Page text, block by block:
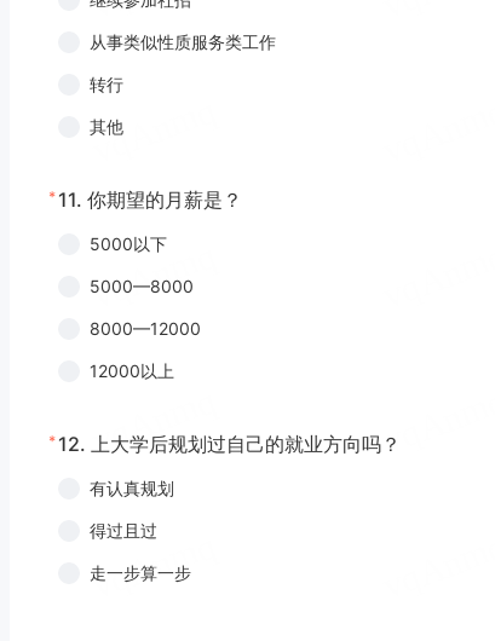
从事类似性质服务类工作
转行
其他
* 11. 你期望的月薪是？
5000以下
5000—8000
8000—12000
12000以上
* 12. 上大学后规划过自己的就业方向吗？
有认真规划
得过且过
走一步算一步